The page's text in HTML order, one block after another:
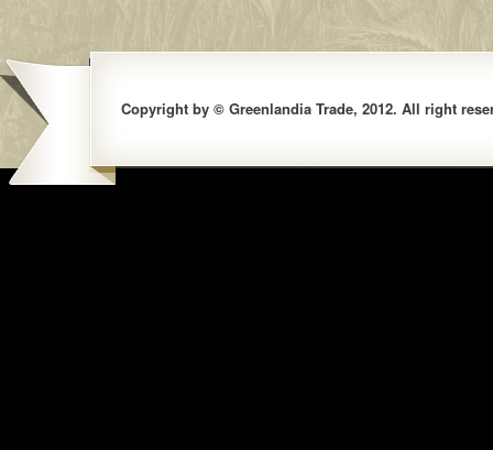
Copyright by © Greenlandia Trade, 2012. All right